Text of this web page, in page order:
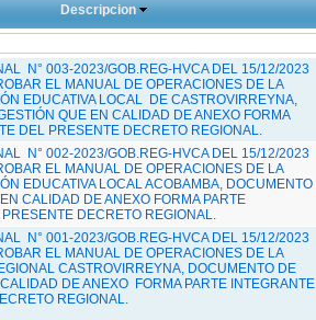
Descripcion
N° 003-2023/GOB.REG-HVCA DEL 15/12/2023
EL MANUAL DE OPERACIONES DE LA
EDUCATIVA LOCAL DE CASTROVIRREYNA,
QUE EN CALIDAD DE ANEXO FORMA
DEL PRESENTE DECRETO REGIONAL.
N° 002-2023/GOB.REG-HVCA DEL 15/12/2023
EL MANUAL DE OPERACIONES DE LA
EDUCATIVA LOCAL ACOBAMBA, DOCUMENTO
CALIDAD DE ANEXO FORMA PARTE
PRESENTE DECRETO REGIONAL.
N° 001-2023/GOB.REG-HVCA DEL 15/12/2023
EL MANUAL DE OPERACIONES DE LA
CASTROVIRREYNA, DOCUMENTO DE
DE ANEXO FORMA PARTE INTEGRANTE
REGIONAL.